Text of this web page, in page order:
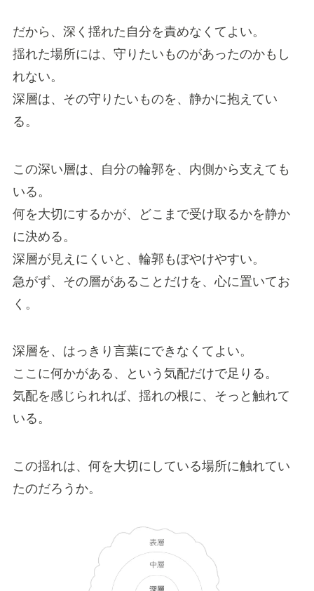
だから、深く揺れた自分を責めなくてよい。
揺れた場所には、守りたいものがあったのかもし
れない。
深層は、その守りたいものを、静かに抱えてい
る。
この深い層は、自分の輪郭を、内側から支えても
いる。
何を大切にするかが、どこまで受け取るかを静か
に決める。
深層が見えにくいと、輪郭もぼやけやすい。
急がず、その層があることだけを、心に置いてお
く。
深層を、はっきり言葉にできなくてよい。
ここに何かがある、という気配だけで足りる。
気配を感じられれば、揺れの根に、そっと触れて
いる。
この揺れは、何を大切にしている場所に触れてい
たのだろうか。